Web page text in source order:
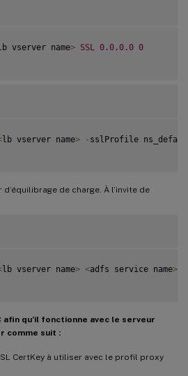
vserver name> SSL 0.0 .0 .0 0
lb vserver name> - sslProfile
de charge. À l’invite de
lb vserver name> <adfs service name>
qu’il fonctionne avec le serveur
comme suit :
CertKey à utiliser avec le profil proxy